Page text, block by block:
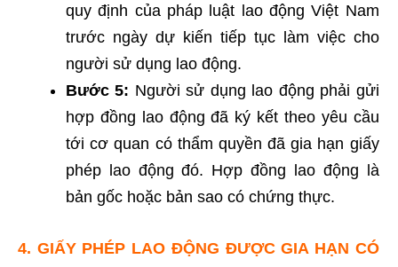
quy định của pháp luật lao động Việt Nam
trước ngày dự kiến tiếp tục làm việc cho
người sử dụng lao động.
Bước 5: Người sử dụng lao động phải gửi
hợp đồng lao động đã ký kết theo yêu cầu
tới cơ quan có thẩm quyền đã gia hạn giấy
phép lao động đó. Hợp đồng lao động là
bản gốc hoặc bản sao có chứng thực.
4. GIẤY PHÉP LAO ĐỘNG ĐƯỢC GIA HẠN CÓ